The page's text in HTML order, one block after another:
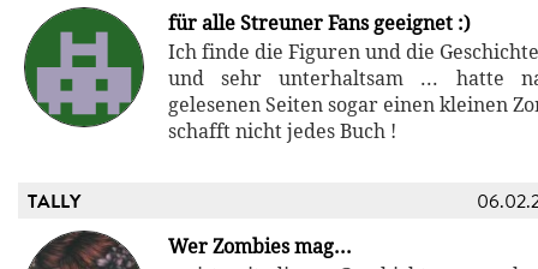
für alle Streuner Fans geeignet :)
Ich finde die Figuren und die
und sehr unterhaltsam ... hatte
gelesenen Seiten sogar einen kleinen
schafft nicht jedes Buch !
TALLY
Wer Zombies mag...